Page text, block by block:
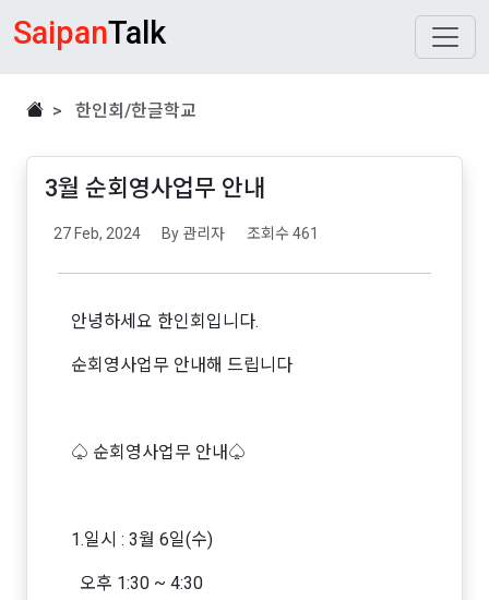
SaipanTalk
> 한인회/한글학교
3월 순회영사업무 안내
27 Feb, 2024 By 관리자 조회수 461
안녕하세요 한인회입니다.
순회영사업무 안내해 드립니다
♤ 순회영사업무 안내♤
1.일시 : 3월 6일(수)
오후 1:30 ~ 4:30